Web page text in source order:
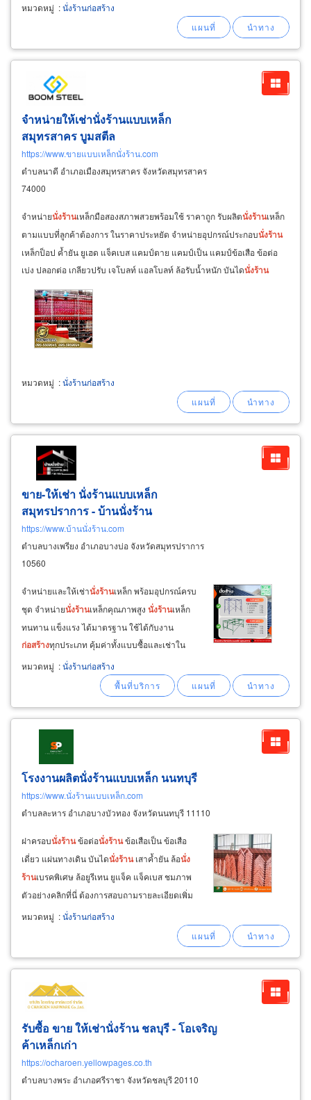
อัน ขนาด 1.829 x 1.050 ม. (หนา 1.7 มม.)
2 อัน ขนาดยาว 2.198 ม. (หนา
หมวดหมู่ :นั่งร้านก่อสร้าง
จำหน่ายให้เช่านั่งร้านแบบเหล็ก
สมุทรสาคร บูมสตีล
https://www.ขายแบบเหล็กนั่งร้าน.com
ตำบลนาดี อำเภอเมืองสมุทรสาคร จังหวัดสมุทรสาคร
74000
จำหน่ายนั่งร้านเหล็กมือสองสภาพสวยพร้อมใช้ ราคาถูก รับผลิตนั่งร้านเหล็ก
ตามแบบที่ลูกค้าต้องการ ในราคาประหยัด จำหน่ายอุปกรณ์ประกอบนั่งร้าน
เหล็กป็อป ค้ำยัน ยูเฮด แจ็คเบส แคมป์ตาย แคมป์เป็น แคมป์ข้อเสือ ข้อต่อ
เบ่ง ปลอกต่อ เกลียวปรับ เจโบลท์ แอลโบลท์ ล้อรับน้ำหนัก บันไดนั่งร้าน
กระดานเหล็ก แผ่นทางเดิน
หมวดหมู่ :นั่งร้านก่อสร้าง
ขาย-ให้เช่า นั่งร้านแบบเหล็ก
สมุทรปราการ - บ้านนั่งร้าน
https://www.บ้านนั่งร้าน.com
ตำบลบางเพรียง อำเภอบางบ่อ จังหวัดสมุทรปราการ
10560
จำหน่ายและให้เช่านั่งร้านเหล็ก พร้อมอุปกรณ์ครบ
ชุด จำหน่ายนั่งร้านเหล็กคุณภาพสูง นั่งร้านเหล็ก
ทนทาน แข็งแรง ได้มาตรฐาน ใช้ได้กับงาน
ก่อสร้างทุกประเภท คุ้มค่าทั้งแบบซื้อและเช่าใน
ราคาที่เหมาะสม ช่วยประหยัดต้นทุนงาน
เหล็ก เช่าได้ทั้งแบบรายวัน รายเดือน
และระยะยาว พร้อมตัวเลือกหลากหลายตามความ
ต้องการ
หมวดหมู่ :นั่งร้านก่อสร้าง
โรงงานผลิตนั่งร้านแบบเหล็ก นนทบุรี
https://www.นั่งร้านแบบเหล็ก.com
ตำบลละหาร อำเภอบางบัวทอง จังหวัดนนทบุรี 11110
ฝาครอบนั่งร้านข้อต่อนั่งร้านข้อเสือเป็น ข้อเสือ
เดี่ยว แผ่นทางเดิน บันไดนั่งร้านเสาค้ำยัน ล้อนั่ง
ร้านเบรคพิเศษ ล้อยูรีเทน ยูแจ็ค แจ็คเบส ชมภาพ
ตัวอย่างคลิกที่นี่ ต้องการสอบถามรายละเอียดเพิ่ม
เติม หรือนัดหมายดูสินค้า เมื่อหาเช่า
สำนักงาน sp
หมวดหมู่ :นั่งร้านก่อสร้าง
รับซื้อ ขาย ให้เช่านั่งร้าน ชลบุรี - โอเจริญ
ค้าเหล็กเก่า
https://ocharoen.yellowpages.co.th
ตำบลบางพระ อำเภอศรีราชา จังหวัดชลบุรี 20110